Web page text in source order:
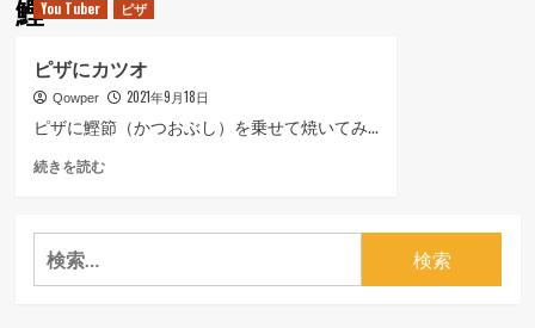
ュ
鰹You Tuber ピザ
ピザにカツオ
Qowper 2021年9月18日
ピザに鰹節（かつおぶし）を乗せて焼いてみ...
続きを読むピ
カ
検
索: